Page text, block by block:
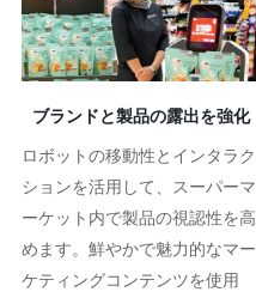
ブランドと製品の露出を強化
ロボットの移動性とインタラク
ションを活用して、スーパーマ
ーケット内で製品の視認性を高
めます。鮮やかで魅力的なマー
ケティングコンテンツを使用